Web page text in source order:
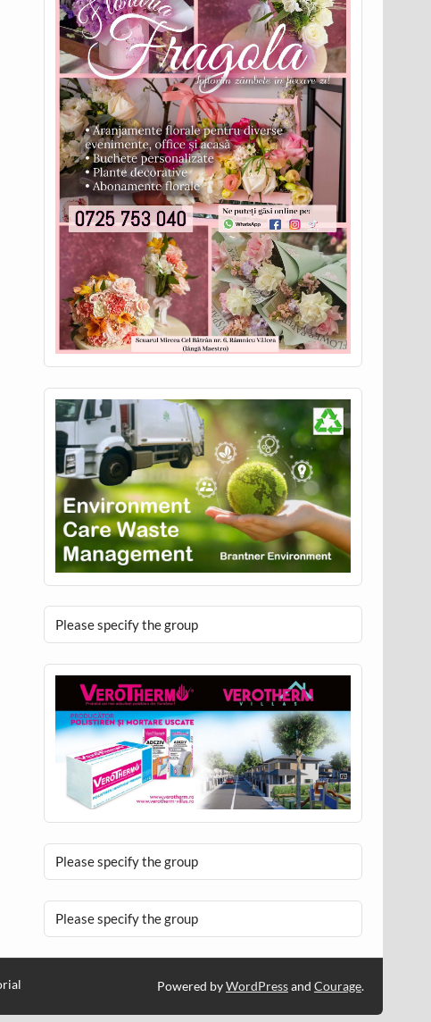
Please specify the group
Please specify the group
Please specify the group
Powered byWordPressand Courage.